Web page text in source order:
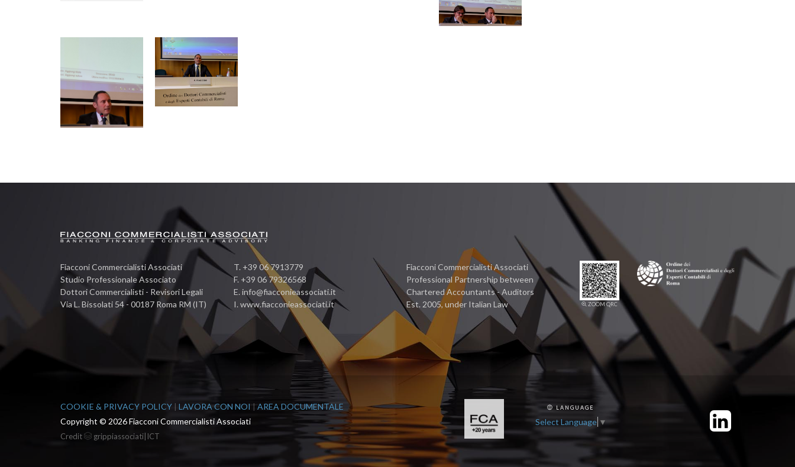
Fiacconi Commercialisti Associati
Studio Professionale Associato
Dottori Commercialisti - Revisori Legali
Via L. Bissolati 54 - 00187 Roma RM (IT)
T. +39 06 7913779
F. +39 06 79326568
E. info@fiacconieassociati.it
I. www.fiacconieassociati.it
Fiacconi Commercialisti Associati
Professional Partnership between
Chartered Accountants - Auditors
Est. 2005, under Italian Law
ZOOM QRC
COOKIE & PRIVACY POLICY | LAVORA CON NOI |AREA DOCUMENTALE
Copyright © 2026 Fiacconi Commercialisti Associati
Credit grippiassociati|ICT
LANGUAGE
Select Language ▼